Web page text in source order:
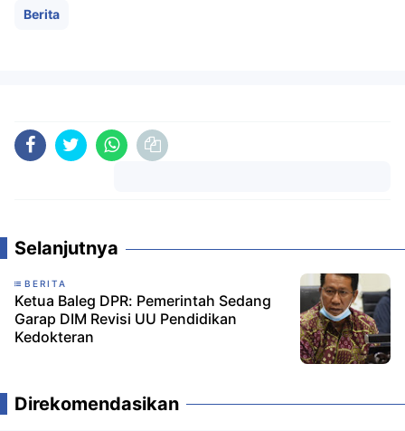
Berita
Selanjutnya
BERITA
Ketua Baleg DPR: Pemerintah Sedang
Garap DIM Revisi UU Pendidikan
Kedokteran
Direkomendasikan